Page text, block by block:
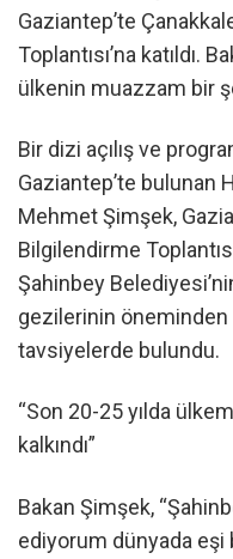
Gaziantep’te
Toplantısı’na katıldı.
ülkenin muazzam bir
Bir dizi açılış ve
Gaziantep’te bulunan
Mehmet Şimşek,
Bilgilendirme
Şahinbey
gezilerinin
tavsiyelerde bulundu.
“Son 20-25 yılda
kalkındı”
Bakan Şimşek,
ediyorum dünyada